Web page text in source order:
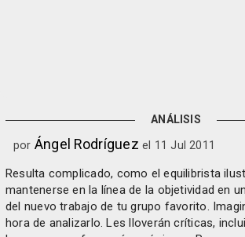
ANÁLISIS
por Ángel Rodríguez el 11 Jul 2011
Resulta complicado, como el equilibrista
mantenerse en la línea de la objetividad en
del nuevo trabajo de tu grupo favorito.
hora de analizarlo. Les lloverán críticas,